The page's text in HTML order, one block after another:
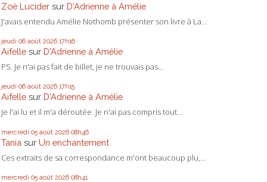
Zoë Lucider sur D'Adrienne à Amélie
J'avais entendu Amélie Nothomb présenter son livre à La...
jeudi 06 août 2026 17h16
Aifelle sur D'Adrienne à Amélie
PS. Je n'ai pas fait de billet, je ne trouvais pas...
jeudi 06 août 2026 17h15
Aifelle sur D'Adrienne à Amélie
Je l'ai lu et il m'a déroutée. Je n'ai pas compris tout...
mercredi 05 août 2026 08h46
Tania sur Un enchantement
Ces extraits de sa correspondance m'ont beaucoup plu,...
mercredi 05 août 2026 08h41